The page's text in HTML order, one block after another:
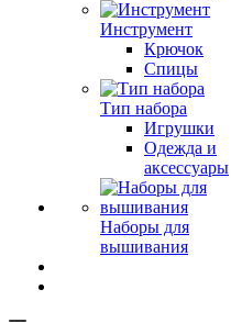
Инструмент
Крючок
Спицы
Тип набора
Игрушки
Одежда и
аксессуары
Наборы для
вышивания